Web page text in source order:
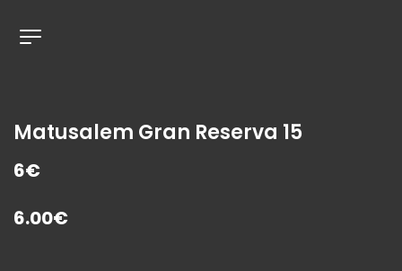
Matusalem Gran Reserva 15
6€
6.00€